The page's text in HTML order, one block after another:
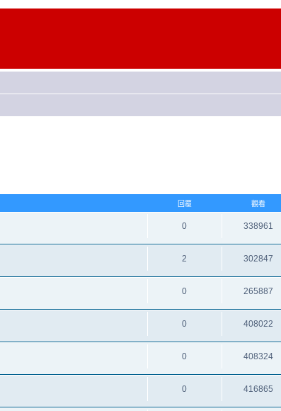
回覆 觀看
0 338961
2 302847
0 265887
0 408022
0 408324
0 416865